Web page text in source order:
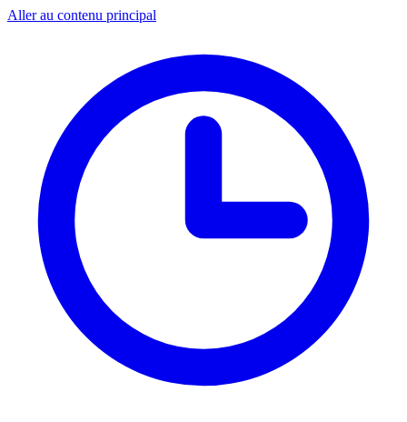
Aller au contenu principal